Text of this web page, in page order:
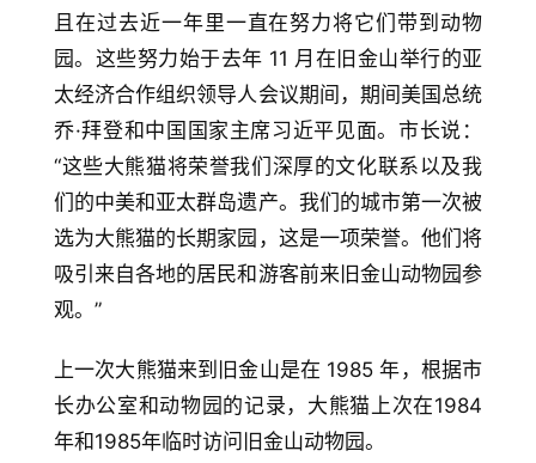
且在过去近一年里一直在努力将它们带到动物
园。这些努力始于去年 11 月在旧金山举行的亚
太经济合作组织领导人会议期间，期间美国总统
乔·拜登和中国国家主席习近平见面。市长说：
“这些大熊猫将荣誉我们深厚的文化联系以及我
们的中美和亚太群岛遗产。我们的城市第一次被
选为大熊猫的长期家园，这是一项荣誉。他们将
吸引来自各地的居民和游客前来旧金山动物园参
观。”
上一次大熊猫来到旧金山是在 1985 年，根据市
长办公室和动物园的记录，大熊猫上次在1984
年和1985年临时访问旧金山动物园。